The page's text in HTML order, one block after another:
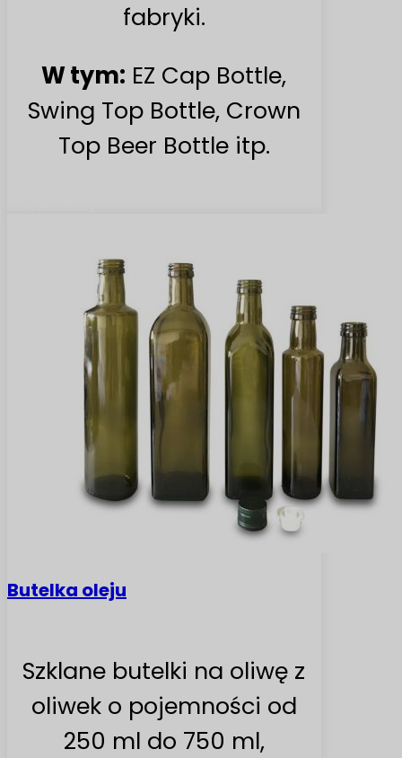
fabryki.
W tym: EZ Cap Bottle,
Swing Top Bottle, Crown
Top Beer Bottle itp.
Butelka oleju
Szklane butelki na oliwę z
oliwek o pojemności od
250 ml do 750 ml,